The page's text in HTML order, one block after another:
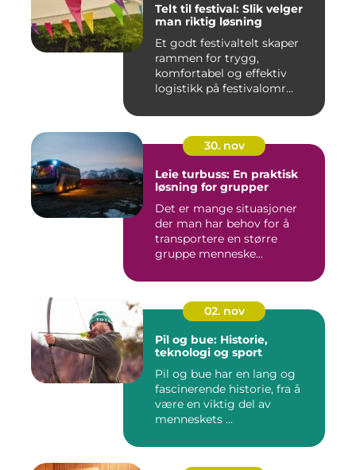
Telt til festival: Slik velger
man riktig løsning
Et godt festivaltelt skaper
rammen for trygg,
komfortabel og effektiv
logistikk på festivalomr...
30. nov
Leie turbuss: En praktisk
løsning for grupper
Det er mange situasjoner
der man har behov for å
transportere en større
gruppe menneske...
02. nov
Pil og bue: Historie,
teknologi og sport
Pil og bue har en lang og
fascinerende historie, fra å
være en viktig del av
menneskets ...